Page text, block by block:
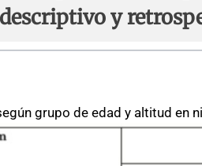
y
grupo de edad y altitud en